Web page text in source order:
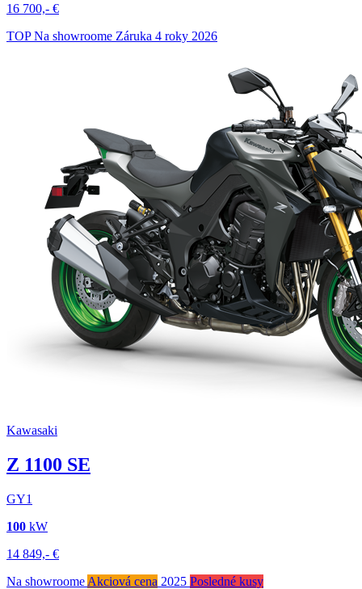
16 700,- €
TOP Na showroome Záruka 4 roky 2026
Kawasaki
Z 1100 SE
GY1
100 kW
14 849,- €
Na showroome Akciová cena 2025 Posledné kusy